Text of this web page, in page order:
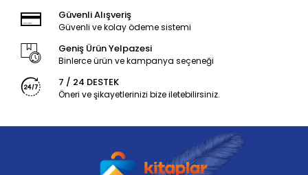
Güvenli Alışveriş
Güvenli ve kolay ödeme sistemi
Geniş Ürün Yelpazesi
Binlerce ürün ve kampanya seçeneği
7 / 24 DESTEK
Öneri ve şikayetlerinizi bize iletebilirsiniz.